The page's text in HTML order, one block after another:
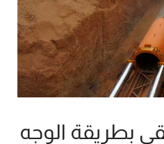
بطريقة الوجه